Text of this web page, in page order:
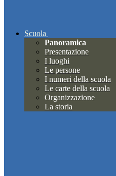
Scuola
Panoramica
Presentazione
I luoghi
Le persone
I numeri della scuola
Le carte della scuola
Organizzazione
La storia